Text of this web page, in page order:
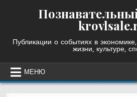
Публикации о событиях в
жизни, культуре,
МЕНЮ